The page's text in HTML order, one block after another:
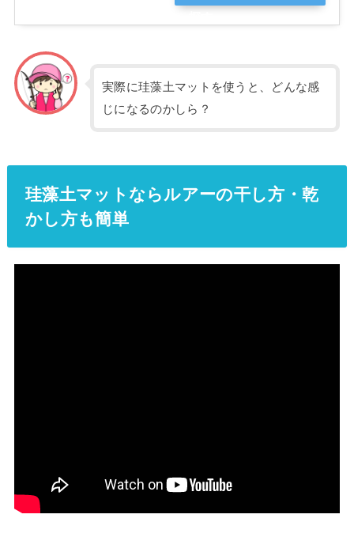
実際に珪藻土マットを使うと、どんな感
じになるのかしら？
珪藻土マットならルアーの干し方・乾
かし方も簡単